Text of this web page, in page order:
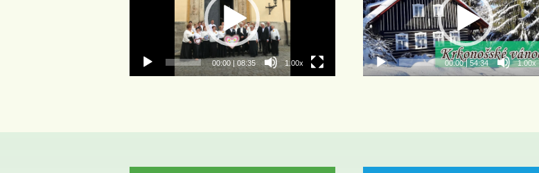
00:00|08:35 1.00x 00:00|54:34 1.00x